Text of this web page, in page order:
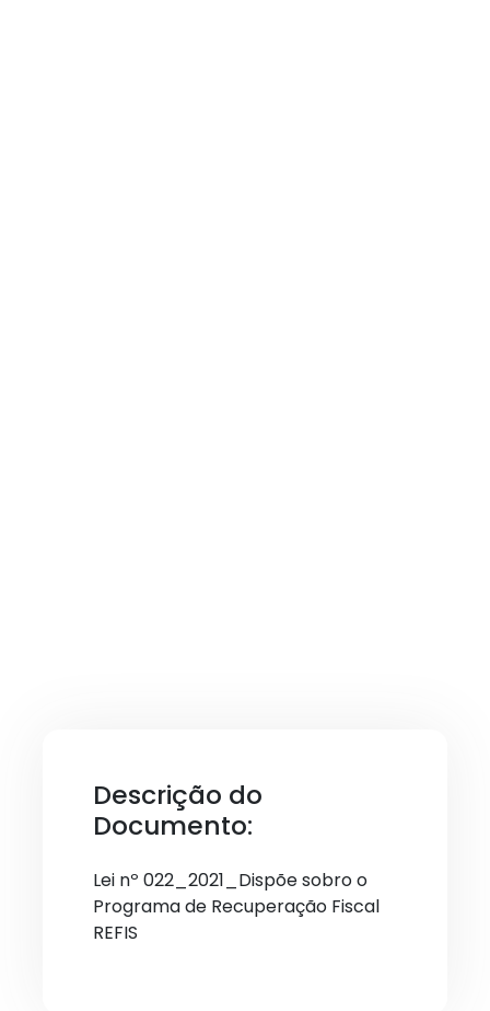
Descrição do
Documento:
Lei nº 022_2021_Dispõe sobro o
Programa de Recuperação Fiscal
REFIS